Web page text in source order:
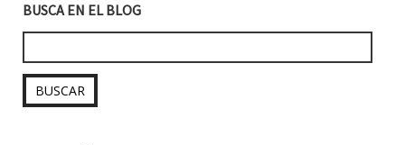
BUSCA EN EL BLOG